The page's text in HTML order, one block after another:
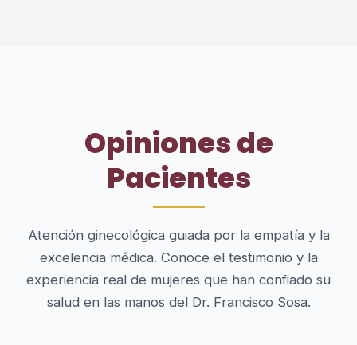
Opiniones de
Pacientes
Atención ginecológica guiada por la empatía y la
excelencia médica. Conoce el testimonio y la
experiencia real de mujeres que han confiado su
salud en las manos del Dr. Francisco Sosa.